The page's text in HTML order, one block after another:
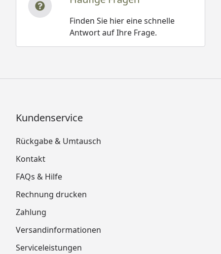
Finden Sie hier eine schnelle
Antwort auf Ihre Frage.
Kundenservice
Rückgabe & Umtausch
Kontakt
FAQs & Hilfe
Rechnung drucken
Zahlung
Versandinformationen
Serviceleistungen